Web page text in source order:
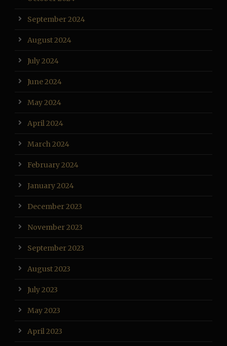
September 2024
August 2024
July 2024
June 2024
May 2024
April 2024
March 2024
February 2024
January 2024
December 2023
November 2023
September 2023
August 2023
July 2023
May 2023
April 2023